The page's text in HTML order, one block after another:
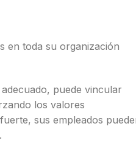
en toda su organización
puede vincular
los valores
sus empleados